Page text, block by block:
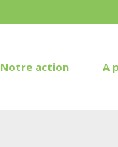
Notre action A